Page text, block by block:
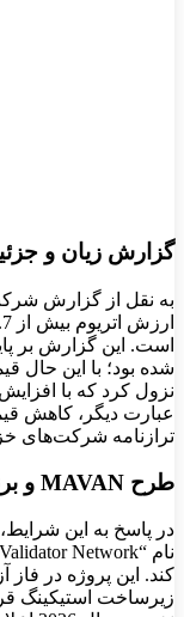
گزارش زیان و
نزول کرد که با
عبارت دیگر، کاهش
ترازنامه شرکت‌های
طرح MAVAN و برنامه استیکینگ 2026
در پاسخ به این
کند. این پروژه در فاز
زیرساخت استیکینگ